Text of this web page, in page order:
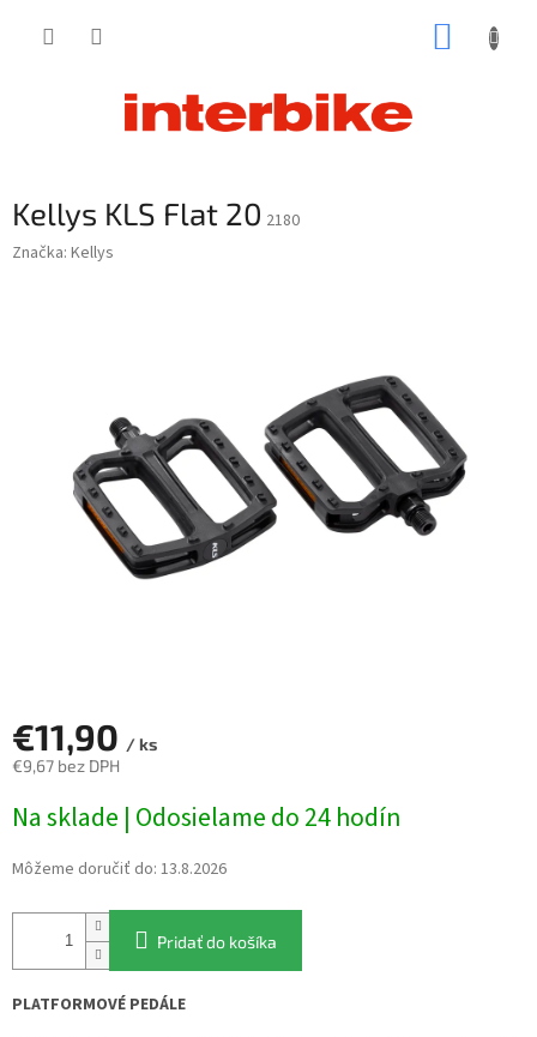
Kellys KLS Flat 20 2180
Značka: Kellys
€11,90 / ks
€9,67 bez DPH
cena:
Na sklade | Odosielame do 24 hodín
Môžeme doručiť do: 13.8.2026
Pridať do košíka
PLATFORMOVÉ PEDÁLE